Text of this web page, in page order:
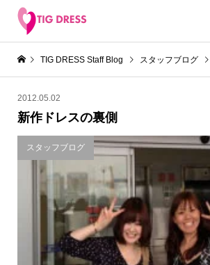
TIG DRESS Staff Blog スタッフブログ
2012.05.02
新作ドレスの裏側
スタッフブログ